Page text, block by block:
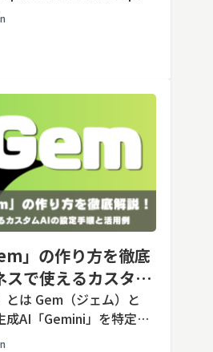
業Anthropic（アンソロピ
」の作り方を徹底
スで使えるカスタム
活用例
とは Gem（ジェム）と
AI「Gemini」を特定の
スタマイズできる機能で